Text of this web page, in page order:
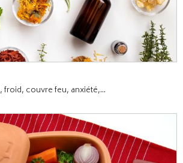
froid, couvre feu, anxiété,...